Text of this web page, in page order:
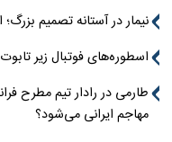
نیمار در آستانه تصمیم
اسطوره‌های فوتبال زیر
طارمی در رادار تیم مطرح
مهاجم ایرانی می‌شود؟